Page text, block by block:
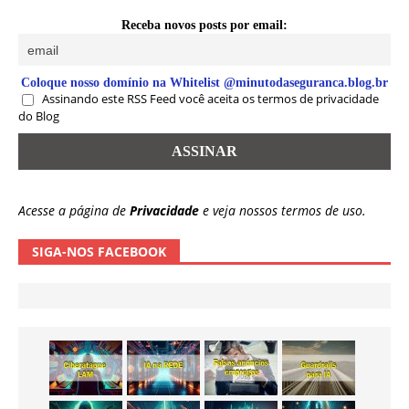
Receba novos posts por email:
Coloque nosso domínio na Whitelist @minutodaseguranca.blog.br
Assinando este RSS Feed você aceita os termos de privacidade
do Blog
Acesse a página de Privacidade e veja nossos termos de uso.
SIGA-NOS FACEBOOK